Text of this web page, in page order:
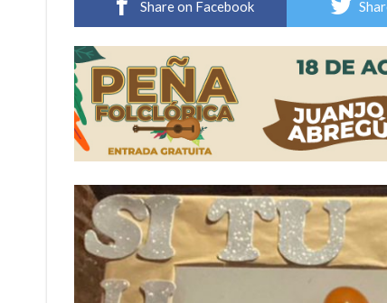
Distinguieron a Ramiro Maldonado, el
Share on Facebook